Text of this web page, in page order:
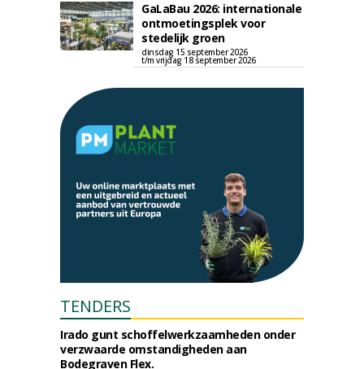
GaLaBau 2026: internationale
ontmoetingsplek voor
stedelijk groen
dinsdag 15 september 2026
t/m vrijdag 18 september 2026
TENDERS
Irado gunt schoffelwerkzaamheden onder
verzwaarde omstandigheden aan
Bodegraven Flex.